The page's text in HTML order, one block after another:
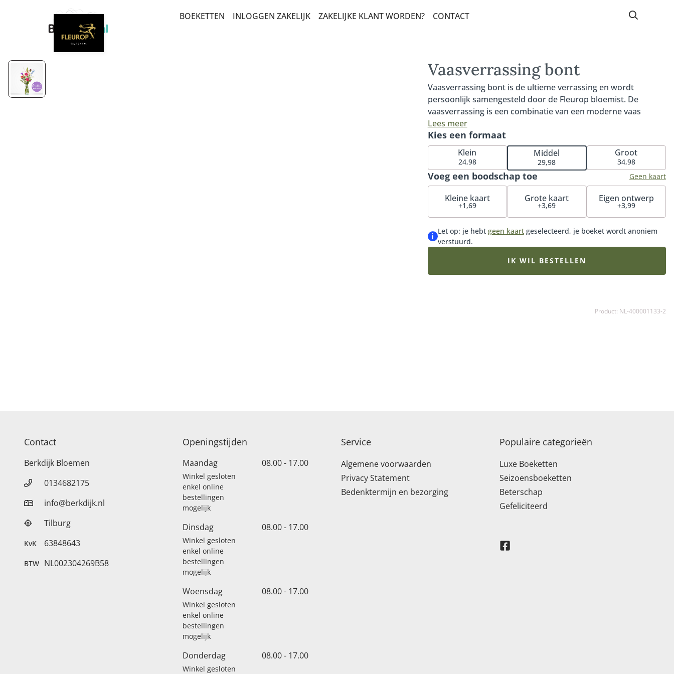
BOEKETTEN INLOGGEN ZAKELIJK ZAKELIJKE KLANT WORDEN? CONTACT
Vaasverrassing bont
Vaasverrassing bont is de ultieme verrassing en wordt
persoonlijk samengesteld door de Fleurop bloemist. De
vaasverrassing is een combinatie van een moderne vaas
beschikbaar in 3 formaten - klein, middel en groot - met mooie
verse seizoensbloemen. De bloemist kiest de bloemen, snijdt
deze voor levering schuin af en levert de bloemen op water
met voeding. Vaasverrassing bont wordt geleverd inclusief
vaas. De hoogte van de vaas is afhankelijk van het gekozen
formaat. Het afgebeelde boeket is een sfeerimpressie. Het
geleverde boeket wordt persoonlijk samengesteld door de
Fleurop bloemist met de op dat moment beschikbare
bloemen. Hierdoor kan het boeket afwijken van de getoonde
afbeelding.
Lees meer
Kies een formaat
Klein
24,98
Middel
29,98
Groot
34,98
Voeg een boodschap toe Geen kaart
Kleine kaart
+1,69
Grote kaart
+3,69
Eigen ontwerp
+3,99
Let op: je hebt geen kaartgeselecteerd, je boeket wordt anoniem
verstuurd.
IK WIL BESTELLEN
Product: NL-400001133-2
Contact
Berkdijk Bloemen
0134682175
info@berkdijk.nl
Tilburg
KvK 63848643
BTW NL002304269B58
Openingstijden
Maandag 08.00 - 17.00
Winkel gesloten
enkel online
bestellingen
mogelijk
Dinsdag 08.00 - 17.00
Winkel gesloten
enkel online
bestellingen
mogelijk
Woensdag 08.00 - 17.00
Winkel gesloten
enkel online
bestellingen
mogelijk
Donderdag 08.00 - 17.00
Winkel gesloten
Service
Algemene voorwaarden
Privacy Statement
Bedenktermijn en bezorging
Populaire categorieën
Luxe Boeketten
Seizoensboeketten
Beterschap
Gefeliciteerd